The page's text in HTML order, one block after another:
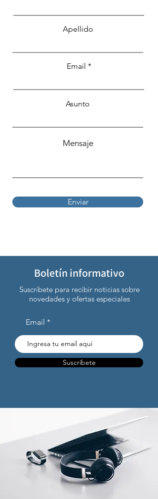
Apellido
Email
Asunto
Mensaje
Enviar
Boletín informativo
Suscríbete para recibir noticias sobre
novedades y ofertas especiales
Email
Suscríbete